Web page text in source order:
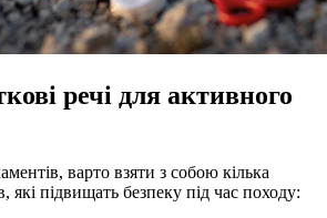
речі для активного
варто взяти з собою кілька
які підвищать безпеку під час походу: